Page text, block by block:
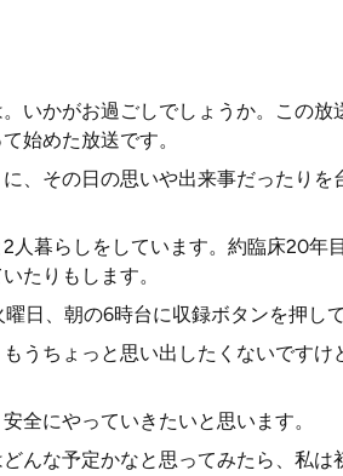
いかがお過ごしでしょうか。この
始めた放送です。
、その日の思いや出来事だったり
人暮らしをしています。約臨床20年
たりもします。
日、朝の6時台に収録ボタンを押して
うちょっと思い出したくないです
全にやっていきたいと思います。
んな予定かなと思ってみたら、私